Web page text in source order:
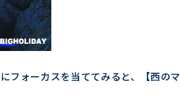
フォーカスを当ててみると、【西のマ